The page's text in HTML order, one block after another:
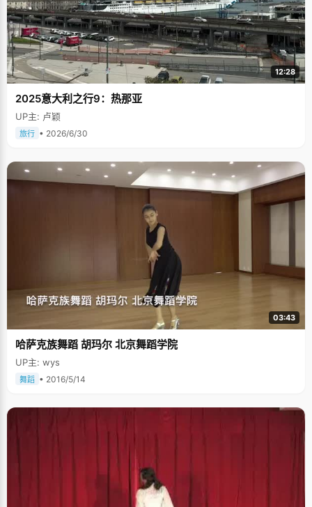
12:28
2025意大利之行9：热那亚
UP主: 卢颖
旅行 • 2026/6/30
03:43
哈萨克族舞蹈 胡玛尔 北京舞蹈学院
UP主: wys
舞蹈 • 2016/5/14